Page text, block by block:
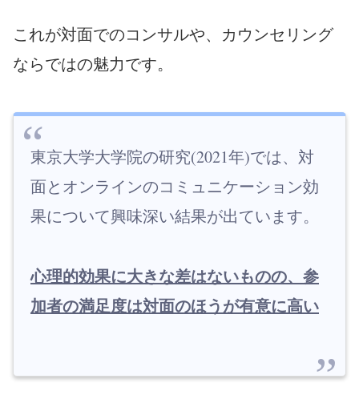
これが対面でのコンサルや、カウンセリング
ならではの魅力です。
東京大学大学院の研究(2021年)では、対
面とオンラインのコミュニケーション効
果について興味深い結果が出ています。
心理的効果に大きな差はないものの、参
加者の満足度は対面のほうが有意に高い